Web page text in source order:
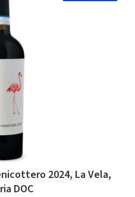
2024, La Vela,
DOC